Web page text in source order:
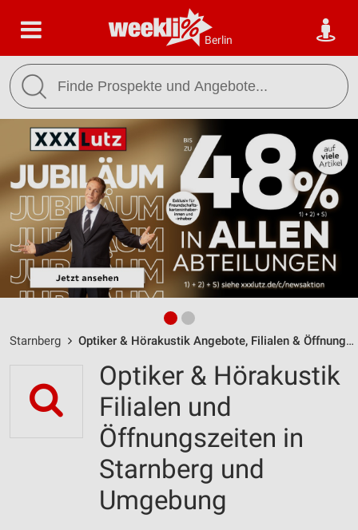
Berlin
Starnberg Optiker & Hörakustik Angebote, Filialen & Öffnungszeiten
Optiker & Hörakustik
Filialen und
Öffnungszeiten in
Starnberg und
Umgebung